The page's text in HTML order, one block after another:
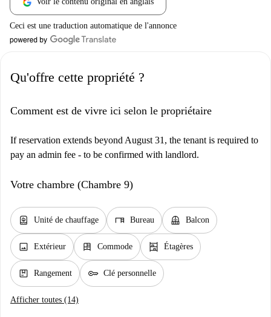
Ceci est une traduction automatique de l'annonce
Qu'offre cette propriété ?
Comment est de vivre ici selon le propriétaire
If reservation extends beyond August 31, the tenant is required to
pay an admin fee - to be confirmed with landlord.
Votre chambre (Chambre 9)
water_heater Unité de chauffage desk Bureau balcony Balcon
image Extérieur dresser Commode shelves Étagères
package Rangement key Clé personnelle
Afficher toutes (14)